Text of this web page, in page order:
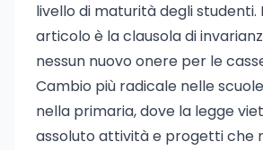
livello di maturità degli studenti.
articolo è la clausola di
nessun nuovo onere per le
Cambio più radicale nelle
nella primaria, dove la legge
assoluto attività e progetti che